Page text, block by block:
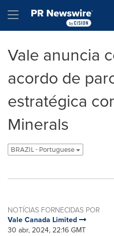
Hamburger menu
Vale anuncia
acordo de
estratégica
Minerals
BRAZIL - Portuguese
NOTÍCIAS FORNECIDAS POR
Vale Canada Limited
30 abr, 2024, 22:16 GMT